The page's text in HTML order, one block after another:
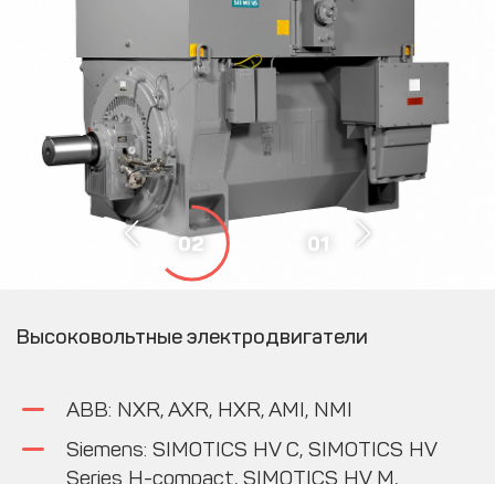
Высоковольтные электродвигатели
ABB: NXR, AXR, HXR, AMI, NMI
Siemens: SIMOTICS HV C, SIMOTICS HV
Series H-compact, SIMOTICS HV M,
02 01